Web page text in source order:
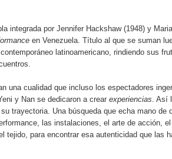
integrada por Jennifer Hackshaw (1948) y
en Venezuela. Título al que se suman
latinoamericano, rindiendo sus
una cualidad que incluso los espectadores
y Nan se dedicaron a crear experiencias. Así
trayectoria. Una búsqueda que echa mano de
las instalaciones, el arte de acción,
para encontrar esa autenticidad que las